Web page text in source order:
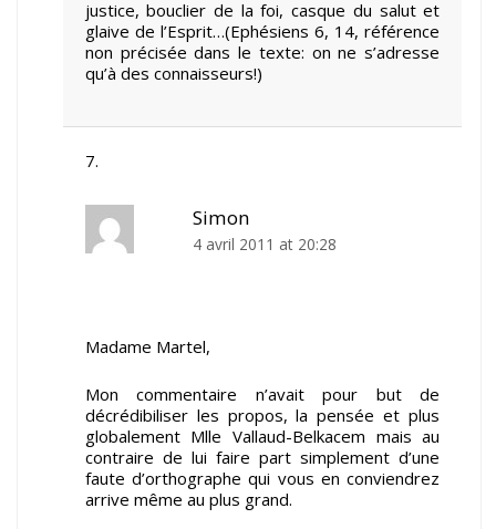
justice, bouclier de la foi, casque du salut et
glaive de l’Esprit…(Ephésiens 6, 14, référence
non précisée dans le texte: on ne s’adresse
qu’à des connaisseurs!)
Simon
4 avril 2011 at 20:28
Madame Martel,
Mon commentaire n’avait pour but de
décrédibiliser les propos, la pensée et plus
globalement Mlle Vallaud-Belkacem mais au
contraire de lui faire part simplement d’une
faute d’orthographe qui vous en conviendrez
arrive même au plus grand.